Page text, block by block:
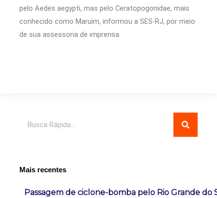
pelo Aedes aegypti, mas pelo Ceratopogonidae, mais
conhecido como Maruim, informou a SES-RJ, por meio
de sua assessoria de imprensa.
Mais recentes
Passagem de ciclone-bomba pelo Rio Grande